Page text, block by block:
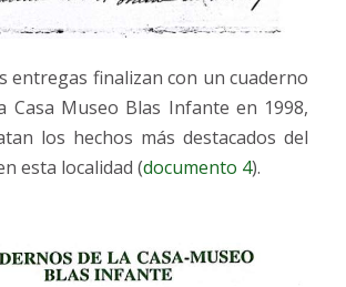
entregas finalizan con un cuaderno
Casa Museo Blas Infante en 1998,
los hechos más destacados del
esta localidad (documento 4).